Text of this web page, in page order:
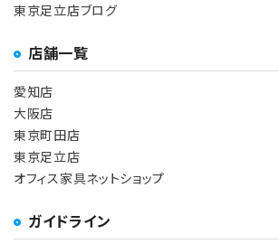
東京足立店ブログ
店舗一覧
愛知店
大阪店
東京町田店
東京足立店
オフィス家具ネットショップ
ガイドライン